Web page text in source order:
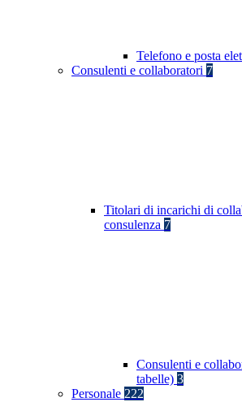
Telefono e posta
Consulenti e collaboratori 7
Titolari di incarichi di
consulenza 7
Consulenti e
tabelle) 3
Personale 222